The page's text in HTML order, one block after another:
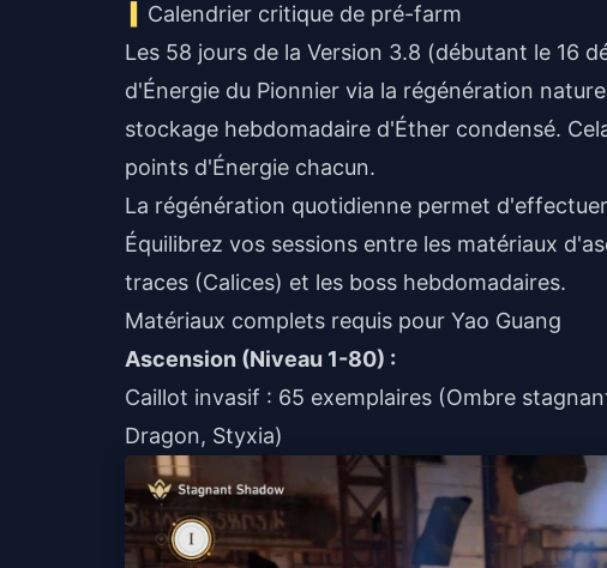
Calendrier critique de pré-farm
Les 58 jours de la Version 3.8 (débutant le 16
d'Énergie du Pionnier via la régénération
stockage hebdomadaire d'Éther condensé.
points d'Énergie chacun.
La régénération quotidienne permet
Équilibrez vos sessions entre les matériaux
traces (Calices) et les boss hebdomadaires.
Matériaux complets requis pour Yao Guang
Ascension (Niveau 1-80) :
Caillot invasif : 65 exemplaires (Ombre
Dragon, Styxia)